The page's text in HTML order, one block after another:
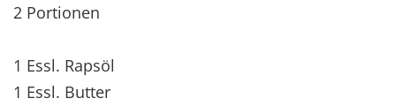
2 Portionen
1 Essl. Rapsöl
1 Essl. Butter